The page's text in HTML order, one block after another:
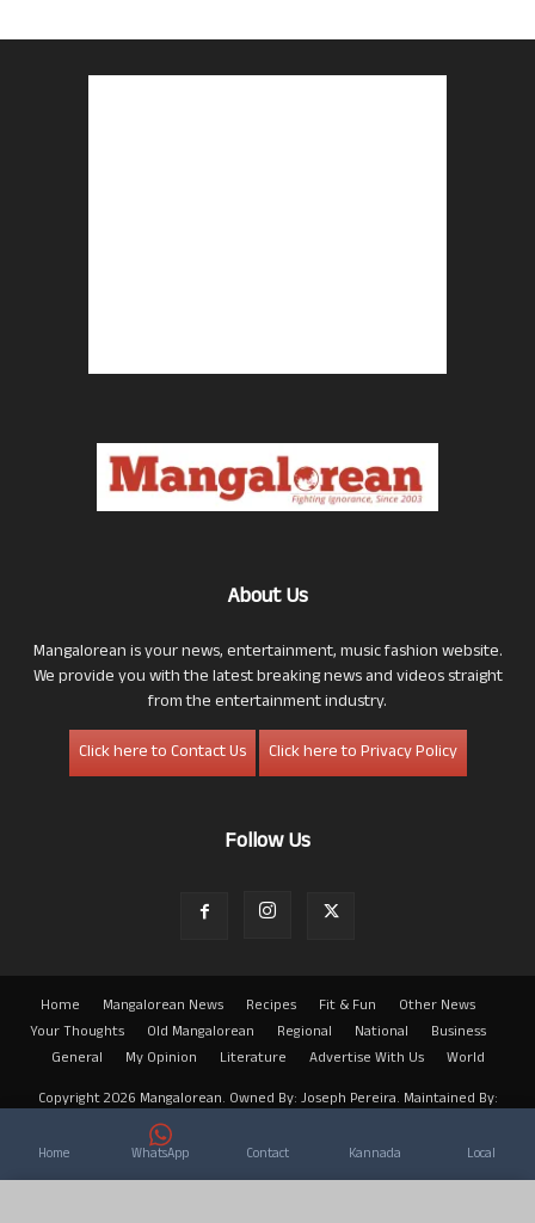
About Us
Mangalorean is your news, entertainment, music fashion website.
We provide you with the latest breaking news and videos straight
from the entertainment industry.
Click here to Contact Us
Click here to Privacy Policy
Follow Us
Home Mangalorean News Recipes Fit & Fun
Other News
Your Thoughts
Old Mangalorean Regional National
Business
General
My Opinion Literature Advertise With Us
World
Copyright 2026 Mangalorean. Owned By: Joseph Pereira. Maintained By:
Home WhatsApp Contact Kannada Local